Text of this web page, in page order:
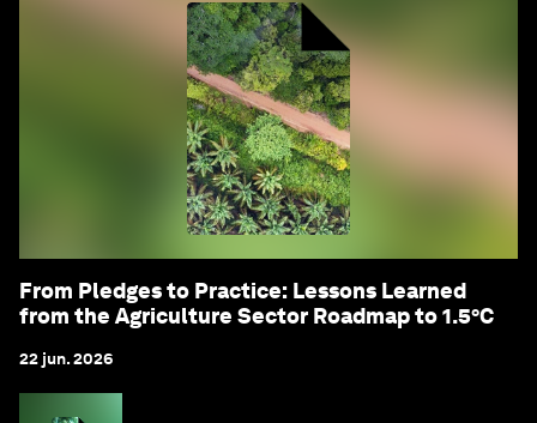
From Pledges to Practice: Lessons Learned
from the Agriculture Sector Roadmap to 1.5°C
22 jun. 2026